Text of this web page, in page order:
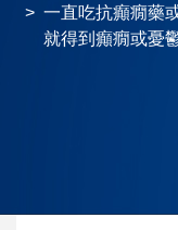
一直吃抗癲癇藥
就得到癲癇或憂